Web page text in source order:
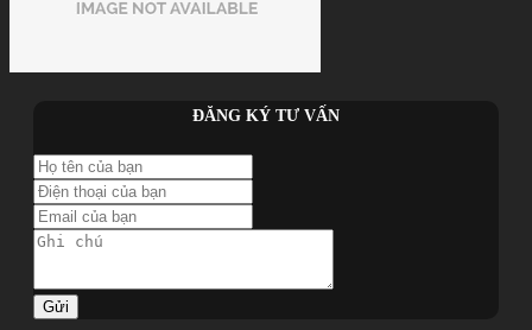
ĐĂNG KÝ TƯ VẤN
Gửi